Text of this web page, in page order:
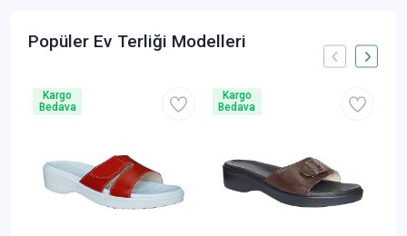
Popüler Ev Terliği Modelleri
Kargo
Bedava
Kargo
Bedava